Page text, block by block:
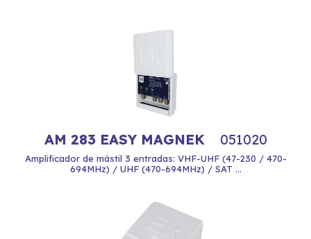
AM 283 EASY MAGNEK 051020
Amplificador de mástil 3 entradas: VHF-UHF (47-230 / 470-
694MHz) / UHF (470-694MHz) / SAT ...